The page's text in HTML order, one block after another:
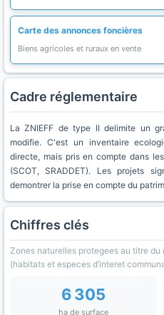
Carte des annonces foncières
Biens agricoles et ruraux en vente
Cadre réglementaire
La ZNIEFF de type II delimite un
modifie. C'est un inventaire
directe, mais pris en compte dans
(SCOT, SRADDET). Les projets
demontrer la prise en compte du
Chiffres clés
Zones naturelles protegees au titre
(habitats et especes d’interet
6 305
ha de surface